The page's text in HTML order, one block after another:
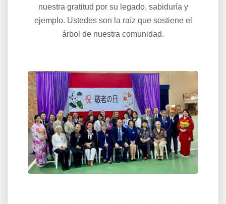
nuestra gratitud por su legado, sabiduría y
ejemplo. Ustedes son la raíz que sostiene el
árbol de nuestra comunidad.